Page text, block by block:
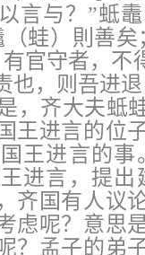
言与？”蚳
（蛙）則善
官守者，
也，则吾进
，齐大夫蚳
王进言的位
王进言的
进言，提
齐国有人议
虑呢？意思
？孟子的弟